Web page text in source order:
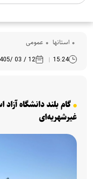
استانها عمومی
15:24
12 / 03 /1405
گام بلند دانشگاه
غیرشهریه‌ای